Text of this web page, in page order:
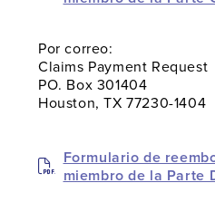
Por correo:
Claims Payment Request
PO. Box 301404
Houston, TX 77230-1404
Formulario de
miembro de la Parte